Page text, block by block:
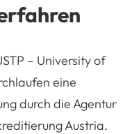
– University of
eine
durch die Agentur
Austria.